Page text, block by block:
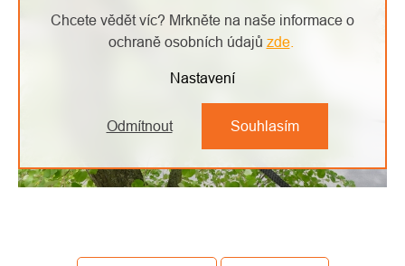
Chcete vědět víc? Mrkněte na naše informace o
ochraně osobních údajů zde.
Nastavení
Odmítnout Souhlasím